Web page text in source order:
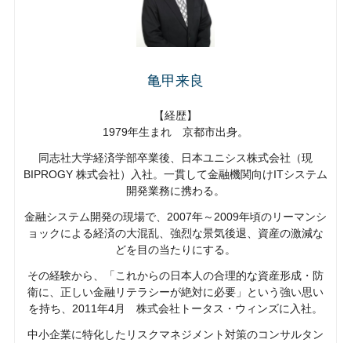
亀甲来良
【経歴】
1979年生まれ 京都市出身。
同志社大学経済学部卒業後、日本ユニシス株式会社（現
BIPROGY 株式会社）入社。一貫して金融機関向けITシステム
開発業務に携わる。
金融システム開発の現場で、2007年～2009年頃のリーマンシ
ョックによる経済の大混乱、強烈な景気後退、資産の激減な
どを目の当たりにする。
その経験から、「これからの日本人の合理的な資産形成・防
衛に、正しい金融リテラシーが絶対に必要」という強い思い
を持ち、2011年4月 株式会社トータス・ウィンズに入社。
中小企業に特化したリスクマネジメント対策のコンサルタン